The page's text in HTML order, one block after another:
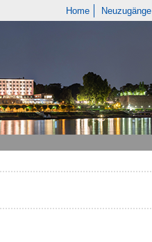
Home Neuzugänge